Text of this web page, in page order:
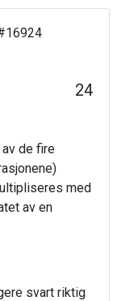
24
de fire
med
av en
svart riktig